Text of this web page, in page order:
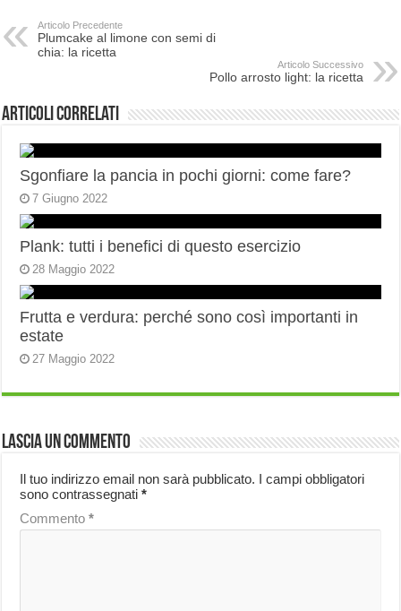
Articolo Precedente
Plumcake al limone con semi di
chia: la ricetta
Articolo Successivo
Pollo arrosto light: la ricetta
Articoli correlati
Sgonfiare la pancia in pochi giorni: come fare?
7 Giugno 2022
Plank: tutti i benefici di questo esercizio
28 Maggio 2022
Frutta e verdura: perché sono così importanti in
estate
27 Maggio 2022
Lascia un commento
Il tuo indirizzo email non sarà pubblicato. I campi obbligatori
sono contrassegnati*
Commento*